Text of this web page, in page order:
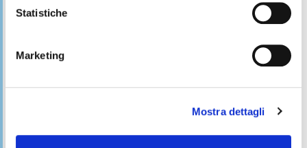
Statistiche
Marketing
Mostra dettagli